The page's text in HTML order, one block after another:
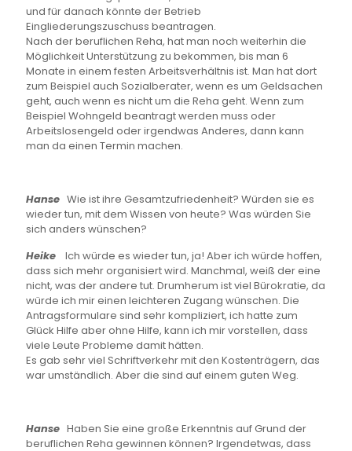
und für danach könnte der Betrieb
Eingliederungszuschuss beantragen.
Nach der beruflichen Reha, hat man noch weiterhin die
Möglichkeit Unterstützung zu bekommen, bis man 6
Monate in einem festen Arbeitsverhältnis ist. Man hat dort
zum Beispiel auch Sozialberater, wenn es um Geldsachen
geht, auch wenn es nicht um die Reha geht. Wenn zum
Beispiel Wohngeld beantragt werden muss oder
Arbeitslosengeld oder irgendwas Anderes, dann kann
man da einen Termin machen.
Hanse Wie ist ihre Gesamtzufriedenheit? Würden sie es
wieder tun, mit dem Wissen von heute? Was würden Sie
sich anders wünschen?
Heike Ich würde es wieder tun, ja! Aber ich würde hoffen,
dass sich mehr organisiert wird. Manchmal, weiß der eine
nicht, was der andere tut. Drumherum ist viel Bürokratie, da
würde ich mir einen leichteren Zugang wünschen. Die
Antragsformulare sind sehr kompliziert, ich hatte zum
Glück Hilfe aber ohne Hilfe, kann ich mir vorstellen, dass
viele Leute Probleme damit hätten.
Es gab sehr viel Schriftverkehr mit den Kostenträgern, das
war umständlich. Aber die sind auf einem guten Weg.
Hanse Haben Sie eine große Erkenntnis auf Grund der
beruflichen Reha gewinnen können? Irgendetwas, dass